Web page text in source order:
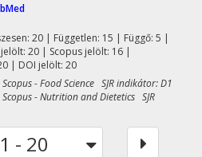
20| Független: 15 | Függő: 5 |
20 | Scopus jelölt: 16 |
| DOI jelölt: 20
- Food Science SJR indikátor: D1
- Nutrition and Dietetics SJR
1 - 20